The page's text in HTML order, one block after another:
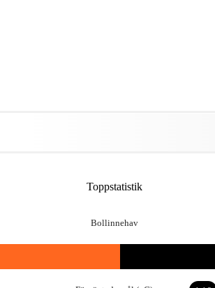
Toppstatistik
Bollinnehav